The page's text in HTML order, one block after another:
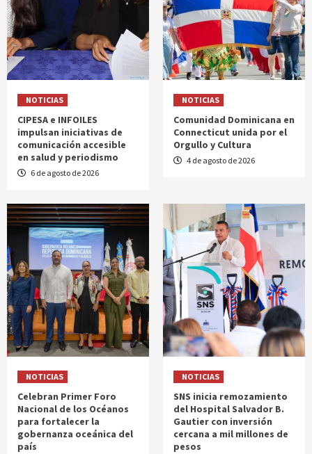
NOTICIAS
CIPESA e INFOILES
impulsan iniciativas de
comunicación accesible
en salud y periodismo
6 de agosto de 2026
NOTICIAS
Comunidad Dominicana en
Connecticut unida por el
Orgullo y Cultura
4 de agosto de 2026
NOTICIAS
Celebran Primer Foro
Nacional de los Océanos
para fortalecer la
gobernanza oceánica del
país
NOTICIAS
SNS inicia remozamiento
del Hospital Salvador B.
Gautier con inversión
cercana a mil millones de
pesos